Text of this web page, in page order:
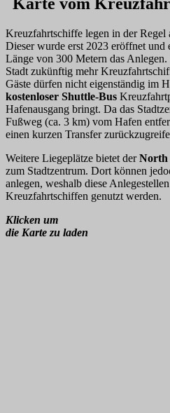
Kreuzfahrtschiffe legen in der Regel
Dieser wurde erst 2023 eröffnet
Länge von 300 Metern das
Stadt zukünftig mehr
Gäste dürfen nicht eigenständig im
kostenloser Shuttle-Bus
Hafenausgang bringt. Da das
Fußweg (ca. 3 km) vom Hafen
einen kurzen Transfer
Weitere Liegeplätze bietet derNorth
zum Stadtzentrum. Dort können
anlegen, weshalb diese
Kreuzfahrtschiffen genutzt werden.
Klicken um
die Karte zu laden